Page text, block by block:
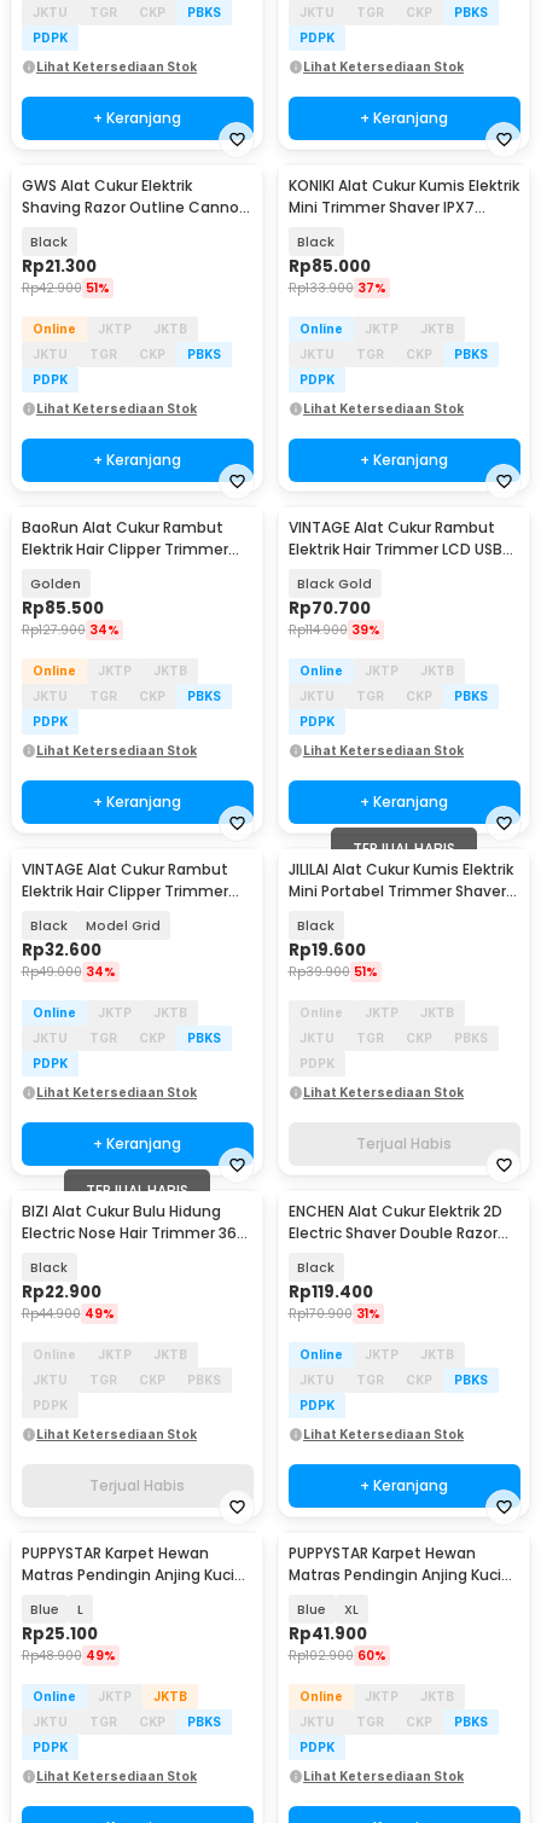
JKTU
TGR CKP
PBKS
PDPK
Lihat Ketersediaan Stok
+ Keranjang
JKTU
TGR CKP
PBKS
PDPK
Lihat Ketersediaan Stok
+ Keranjang
GWS Alat Cukur Elektrik
Shaving Razor Outline Cannon
Black
Rp21.300
Rp42.900 51%
Online JKTP
JKTB
JKTU
TGR CKP
PBKS
PDPK
Lihat Ketersediaan Stok
+ Keranjang
KONIKI Alat Cukur Kumis Elektrik
Mini Trimmer Shaver IPX7
Black
Rp85.000
Rp133.900 37%
Online JKTP
JKTB
JKTU
TGR CKP
PBKS
PDPK
Lihat Ketersediaan Stok
+ Keranjang
BaoRun Alat Cukur Rambut
Elektrik Hair Clipper Trimmer
Golden
Rp85.500
Rp127.900 34%
Online JKTP
JKTB
JKTU
TGR CKP
PBKS
PDPK
Lihat Ketersediaan Stok
+ Keranjang
VINTAGE Alat Cukur Rambut
Elektrik Hair Trimmer LCD USB
Black Gold
Rp70.700
Rp114.900 39%
Online JKTP
JKTB
JKTU
TGR CKP
PBKS
PDPK
Lihat Ketersediaan Stok
+ Keranjang
VINTAGE Alat Cukur Rambut
Elektrik Hair Clipper Trimmer
Black Model Grid
Rp32.600
Rp49.000 34%
Online JKTP
JKTB
JKTU
TGR CKP
PBKS
PDPK
Lihat Ketersediaan Stok
+ Keranjang
TERJUAL HABIS
JILILAI Alat Cukur Kumis Elektrik
Mini Portabel Trimmer Shaver
Black
Rp19.600
Rp39.900 51%
Online JKTP
JKTB
JKTU
TGR CKP
PBKS
PDPK
Lihat Ketersediaan Stok
Terjual Habis
TERJUAL HABIS
BIZI Alat Cukur Bulu Hidung
Electric Nose Hair Trimmer 360
Black
Rp22.900
Rp44.900 49%
Online JKTP
JKTB
JKTU
TGR CKP
PBKS
PDPK
Lihat Ketersediaan Stok
Terjual Habis
ENCHEN Alat Cukur Elektrik 2D
Electric Shaver Double Razor
Black
Rp119.400
Rp170.900 31%
Online JKTP
JKTB
JKTU
TGR CKP
PBKS
PDPK
Lihat Ketersediaan Stok
+ Keranjang
PUPPYSTAR Karpet Hewan
Matras Pendingin Anjing Kucing
Blue L
Rp25.100
Rp48.900 49%
Online JKTP
JKTB
JKTU
TGR CKP
PBKS
PDPK
Lihat Ketersediaan Stok
PUPPYSTAR Karpet Hewan
Matras Pendingin Anjing Kucing
Blue XL
Rp41.900
Rp102.900 60%
Online JKTP
JKTB
JKTU
TGR CKP
PBKS
PDPK
Lihat Ketersediaan Stok